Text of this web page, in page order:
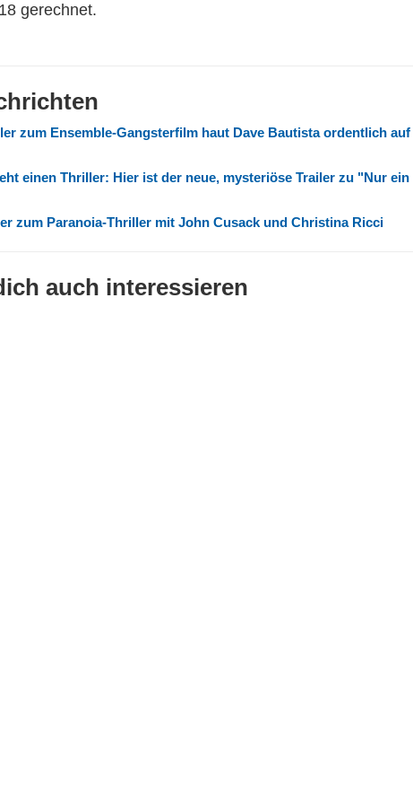
gerechnet.
zum Ensemble-Gangsterfilm haut Dave Bautista ordentlich auf
einen Thriller: Hier ist der neue, mysteriöse Trailer zu "Nur ein
zum Paranoia-Thriller mit John Cusack und Christina Ricci
auch interessieren